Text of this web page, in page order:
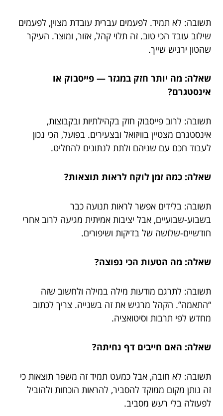
תשובה: לא תמיד. לפעמים עברית עובדת מצוין, לפעמים
שילוב עובד הכי טוב. זה תלוי קהל, אזור, ומוצר. העיקר
שהטון ירגיש שייך.
שאלה: מה יותר חזק במגזר — פייסבוק או
אינסטגרם?
תשובה: לרוב פייסבוק חזק בקהילתיות ובקבוצות,
אינסטגרם מצטיין בוויזואל ובצעירים. בפועל, הכי נכון
לעבוד חכם עם שניהם ולתת לנתונים להחליט.
שאלה: כמה זמן לוקח לראות תוצאות?
תשובה: בלידים אפשר לראות תנועה כבר
בשבוע-שבועיים, אבל יציבות אמיתית מגיעה לרוב אחרי
חודשיים-שלושה של בדיקות ושיפורים.
שאלה: מה הטעות הכי נפוצה?
תשובה: לתרגם מודעות מילה במילה ולחשוב שזה
“התאמה”. הקהל מרגיש את זה בשנייה. צריך לכתוב
מחדש לפי תרבות וסיטואציה.
שאלה: האם חייבים דף נחיתה?
תשובה: לא חובה, אבל כמעט תמיד זה משפר תוצאות כי
זה נותן מקום ממוקד להסביר, להראות הוכחות ולהוביל
לפעולה בלי רעש מסביב.